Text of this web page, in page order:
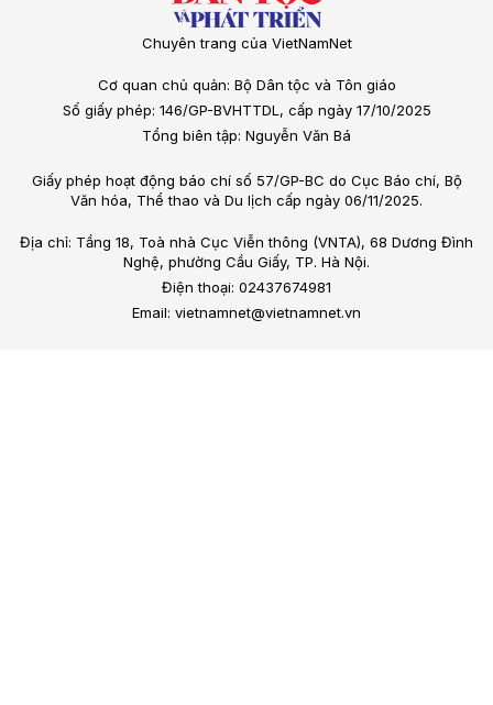
Chuyên trang của VietNamNet
Cơ quan chủ quản: Bộ Dân tộc và Tôn giáo
Số giấy phép: 146/GP-BVHTTDL, cấp ngày 17/10/2025
Tổng biên tập: Nguyễn Văn Bá
Giấy phép hoạt động báo chí số 57/GP-BC do Cục Báo chí, Bộ
Văn hóa, Thể thao và Du lịch cấp ngày 06/11/2025.
Địa chỉ: Tầng 18, Toà nhà Cục Viễn thông (VNTA), 68 Dương Đình
Nghệ, phường Cầu Giấy, TP. Hà Nội.
Điện thoại: 02437674981
Email: vietnamnet@vietnamnet.vn